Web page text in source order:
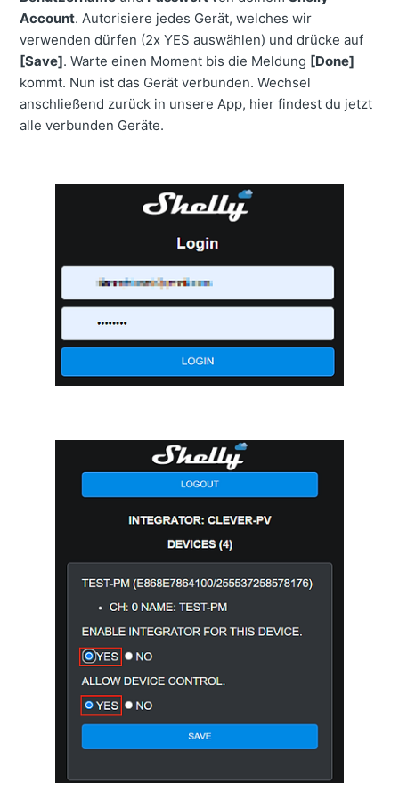
Account. Autorisiere jedes Gerät, welches wir
verwenden dürfen (2x YES auswählen) und drücke auf
[Save]. Warte einen Moment bis die Meldung [Done]
kommt. Nun ist das Gerät verbunden. Wechsel
anschließend zurück in unsere App, hier findest du jetzt
alle verbunden Geräte.